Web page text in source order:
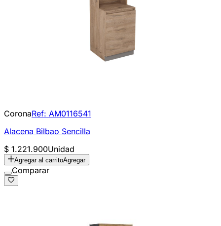
CoronaRef: AM0116541
Alacena Bilbao Sencilla
$ 1.221.900Unidad
Agregar al carritoAgregar
Comparar